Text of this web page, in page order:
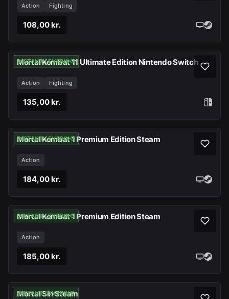
Action Fighting
108,00 kr.
INSTANT LEVERING
Mortal Kombat 11 Ultimate Edition Nintendo Switch
Action Fighting
135,00 kr.
INSTANT LEVERING
Mortal Kombat 1 Premium Edition Steam
Action
184,00 kr.
INSTANT LEVERING
Mortal Kombat 1 Premium Edition Steam
Action
185,00 kr.
INSTANT LEVERING
Mortal Sin Steam